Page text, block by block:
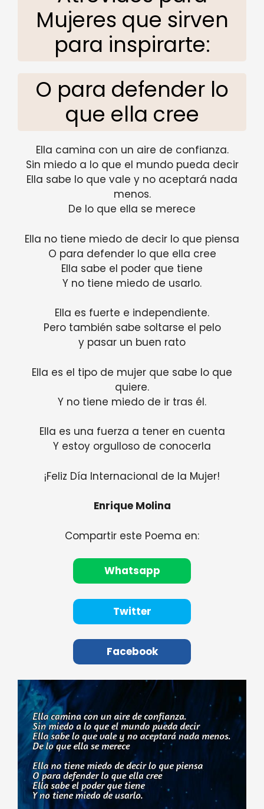
Mujeres que sirven
para inspirarte:
O para defender lo
que ella cree
Ella camina con un aire de confianza.
Sin miedo a lo que el mundo pueda decir
Ella sabe lo que vale y no aceptará nada
menos.
De lo que ella se merece
Ella no tiene miedo de decir lo que piensa
O para defender lo que ella cree
Ella sabe el poder que tiene
Y no tiene miedo de usarlo.
Ella es fuerte e independiente.
Pero también sabe soltarse el pelo
y pasar un buen rato
Ella es el tipo de mujer que sabe lo que
quiere.
Y no tiene miedo de ir tras él.
Ella es una fuerza a tener en cuenta
Y estoy orgulloso de conocerla
¡Feliz Día Internacional de la Mujer!
Enrique Molina
Compartir este Poema en:
Whatsapp
Twitter
Facebook